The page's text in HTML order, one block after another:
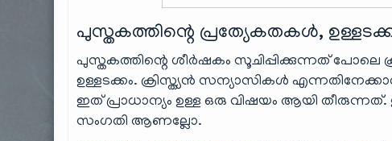
പുസ്തകത്തിന്റെ പ്രത്യേകതകൾ,
പുസ്തകത്തിന്റെ ശീർഷകം സൂചിപ്പിക്കുന്നത്
ഉള്ളടക്കം. ക്രിസ്ത്യൻ സന്യാസികൾ
ഇത് പ്രാധാന്യം ഉള്ള ഒരു വിഷയം ആയി
സംഗതി ആണല്ലോ.